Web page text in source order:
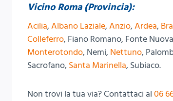
Vicino Roma (Provincia):
Acilia,Albano Laziale,Anzio,Ardea,
Colleferro, Fiano Romano, Fonte
Monterotondo, Nemi, Nettuno,
Sacrofano, Santa Marinella, Subiaco.
Non trovi la tua via? Contattaci al 06